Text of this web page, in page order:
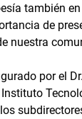
también
de
nuestra
por el